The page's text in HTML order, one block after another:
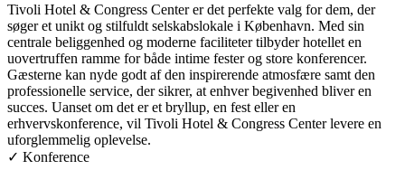
Tivoli Hotel & Congress Center er det perfekte valg for dem, der
søger et unikt og stilfuldt selskabslokale i København. Med sin
centrale beliggenhed og moderne faciliteter tilbyder hotellet en
uovertruffen ramme for både intime fester og store konferencer.
Gæsterne kan nyde godt af den inspirerende atmosfære samt den
professionelle service, der sikrer, at enhver begivenhed bliver en
succes. Uanset om det er et bryllup, en fest eller en
erhvervskonference, vil Tivoli Hotel & Congress Center levere en
uforglemmelig oplevelse.
✓ Konference